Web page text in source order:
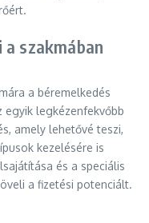
szakmában
a béremelkedés
legkézenfekvőbb
amely lehetővé teszi,
kezelésére is
és a speciális
a fizetési potenciált.